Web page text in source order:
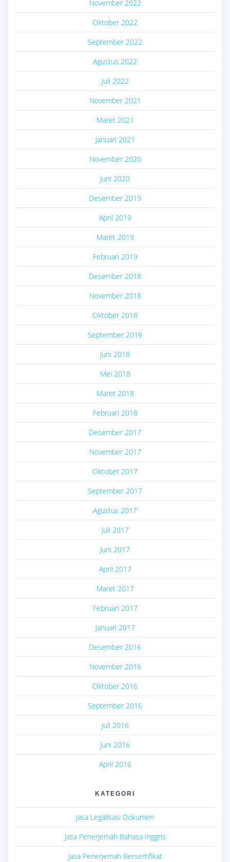
November 2022
Oktober 2022
September 2022
Agustus 2022
Juli 2022
November 2021
Maret 2021
Januari 2021
November 2020
Juni 2020
Desember 2019
April 2019
Maret 2019
Februari 2019
Desember 2018
November 2018
Oktober 2018
September 2018
Juni 2018
Mei 2018
Maret 2018
Februari 2018
Desember 2017
November 2017
Oktober 2017
September 2017
Agustus 2017
Juli 2017
Juni 2017
April 2017
Maret 2017
Februari 2017
Januari 2017
Desember 2016
November 2016
Oktober 2016
September 2016
Juli 2016
Juni 2016
April 2016
KATEGORI
Jasa Legalisasi Dokumen
Jasa Penerjemah Bahasa Inggris
Jasa Penerjemah Bersertifikat